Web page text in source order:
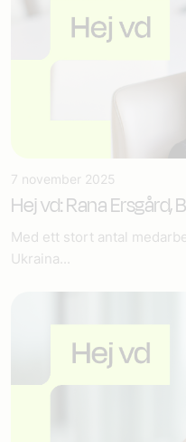
7 november 2025
Hej vd: Rana Ersgård,
Med ett stort antal
Ukraina...